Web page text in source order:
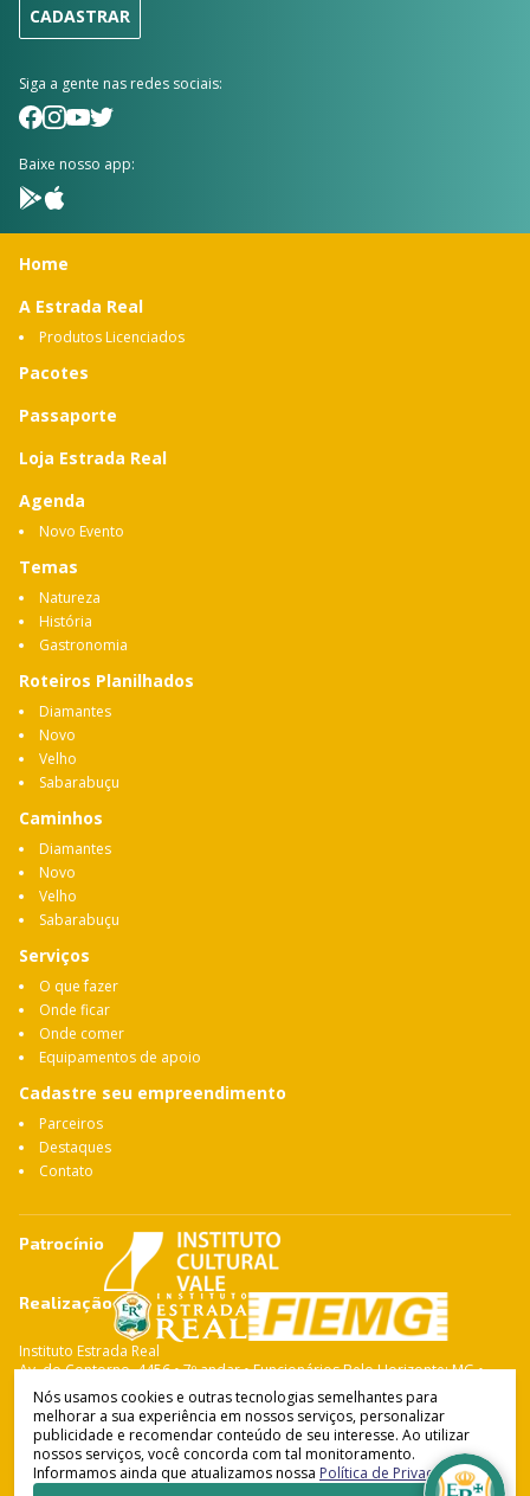
CADASTRAR
Siga a gente nas redes sociais:
Baixe nosso app:
Home
A Estrada Real
Produtos Licenciados
Pacotes
Passaporte
Loja Estrada Real
Agenda
Novo Evento
Temas
Natureza
História
Gastronomia
Roteiros Planilhados
Diamantes
Novo
Velho
Sabarabuçu
Caminhos
Diamantes
Novo
Velho
Sabarabuçu
Serviços
O que fazer
Onde ficar
Onde comer
Equipamentos de apoio
Cadastre seu empreendimento
Parceiros
Destaques
Contato
Patrocínio
Realização
Instituto Estrada Real
Av. do Contorno, 4456 • 7º andar • Funcionários Belo Horizonte: MG •
CEP: 30.110-028 Fone: 31 3263-4765
Instituto Estrada Real© Copyright 2021-2026
Política de Privacidade•Termos de Uso
Nós usamos cookies e outras tecnologias semelhantes para
melhorar a sua experiência em nossos serviços, personalizar
publicidade e recomendar conteúdo de seu interesse. Ao utilizar
nossos serviços, você concorda com tal monitoramento.
Informamos ainda que atualizamos nossa Política de Privacidade.